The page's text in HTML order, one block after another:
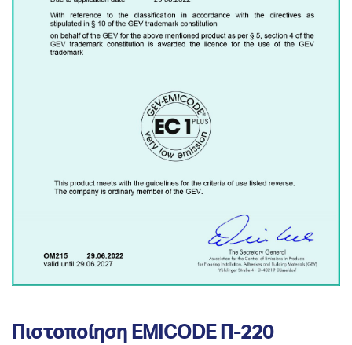
Πιστοποίηση EMICODE Π-220